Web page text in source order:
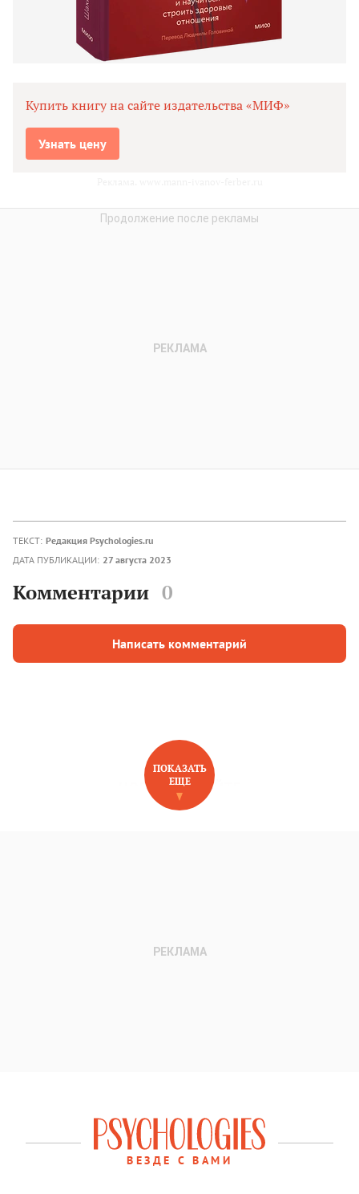
Купить книгу на сайте издательства «МИФ»
Узнать цену
ТЕКСТ: Редакция Psychologies.ru
ДАТА ПУБЛИКАЦИИ: 27 августа 2023
Комментарии 0
Написать комментарий
НОВОЕ НА САЙТЕ
ПОКАЗАТЬ
ЕЩЕ
ВЕЗДЕ С ВАМИ